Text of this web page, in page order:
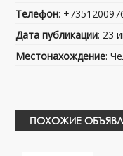
Телефон:
Дата публикации: 23
Местонахождение:
ПОХОЖИЕ